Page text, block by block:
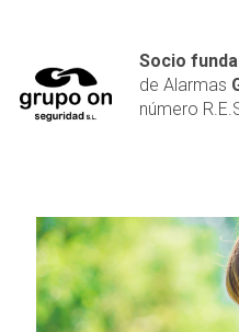
Socio
de Alarmas
número